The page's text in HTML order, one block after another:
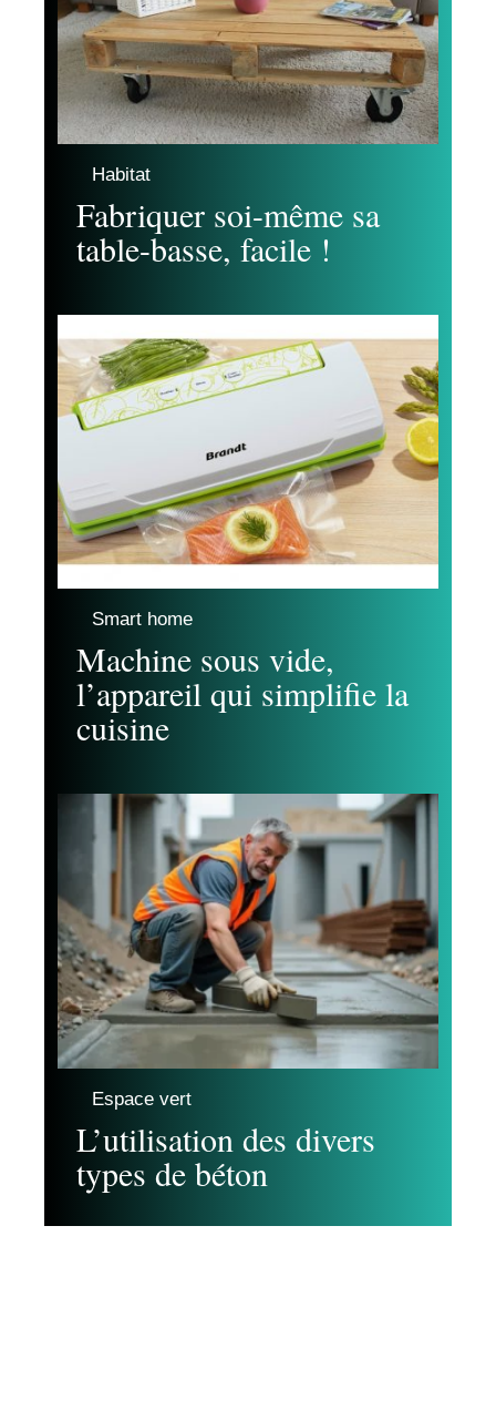
Habitat
Fabriquer soi-même sa
table-basse, facile !
Smart home
Machine sous vide,
l’appareil qui simplifie la
cuisine
Espace vert
L’utilisation des divers
types de béton